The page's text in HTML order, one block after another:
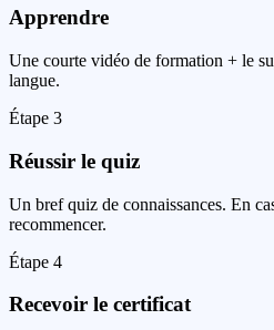
Apprendre
Une courte vidéo de formation + le
langue.
Étape 3
Réussir le quiz
Un bref quiz de connaissances. En
recommencer.
Étape 4
Recevoir le certificat